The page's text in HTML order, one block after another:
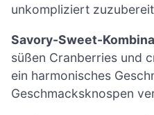
unkompliziert
Savory-Sweet-
süßen Cranberries und
ein harmonisches
Geschmacksknospen